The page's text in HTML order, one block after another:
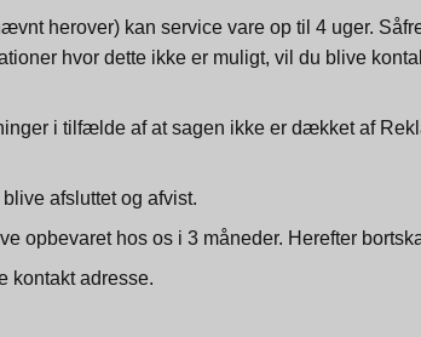
herover) kan service vare op til 4 uger.
hvor dette ikke er muligt, vil du blive
i tilfælde af at sagen ikke er dækket af
afsluttet og afvist.
opbevaret hos os i 3 måneder. Herefter
kontakt adresse.